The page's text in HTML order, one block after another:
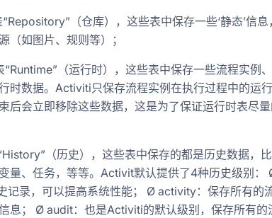
“Repository”（仓库），这些表中保存一些‘静态’信息，
（如图片、规则等）；
“Runtime”（运行时），这些表中保存一些流程实例
时数据。Activiti只保存流程实例在执行过程中的运
后会立即移除这些数据，这是为了保证运行时表尽
（历史），这些表中保存的都是历史数据，
量、任务，等等。Activit默认提供了4种历史级别：
记录，可以提高系统性能； Ø activity：保存所有的
息； Ø audit：也是Activiti的默认级别，保存所有的